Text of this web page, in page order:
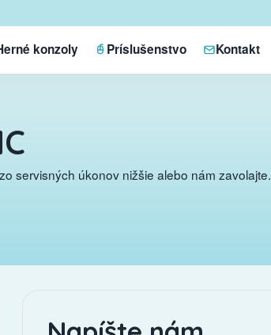
konzoly Príslušenstvo Kontakt
servisných úkonov nižšie alebo nám zavolajte.